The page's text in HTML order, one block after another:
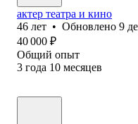
актер театра и кино
46 лет • Обновлено 9
40 000 ₽
Общий опыт
3 года 10 месяцев